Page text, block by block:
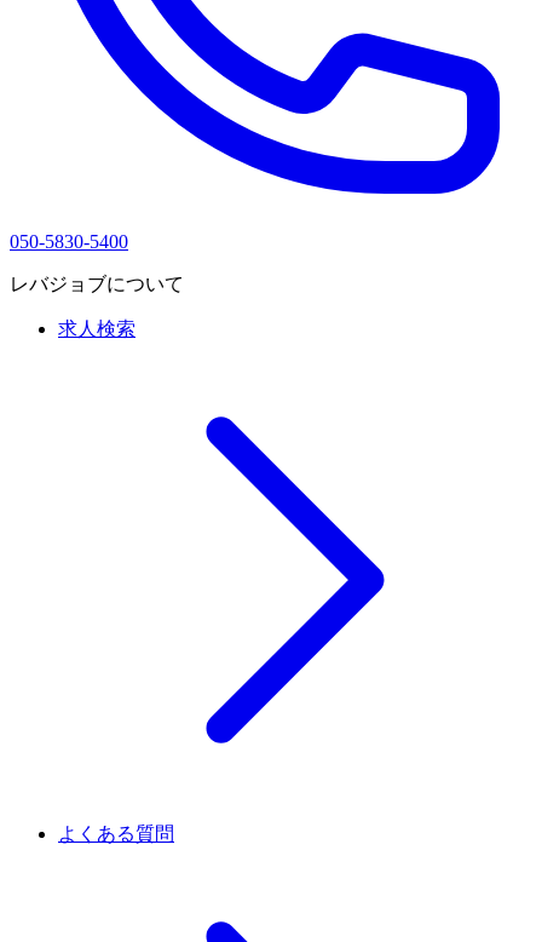
050-5830-5400
レバジョブについて
求人検索
よくある質問